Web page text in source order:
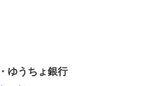
ゆうちょ銀行